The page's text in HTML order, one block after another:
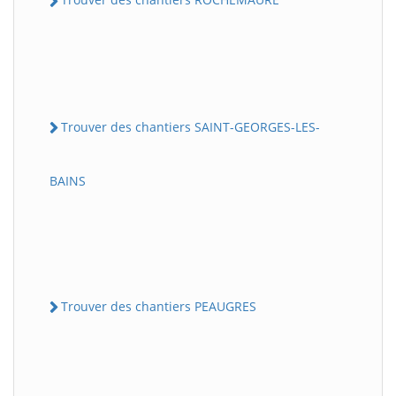
Trouver des chantiers SAINT-GEORGES-LES-
BAINS
Trouver des chantiers PEAUGRES